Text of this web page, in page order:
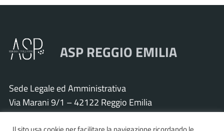
ASP REGGIO EMILIA
Sede Legale ed Amministrativa
Via Marani 9/1 – 42122 Reggio Emilia
Tel. 0522 571011 – Fax 0522 571030
Il sito usa cookie per facilitare la navigazione ricordando le